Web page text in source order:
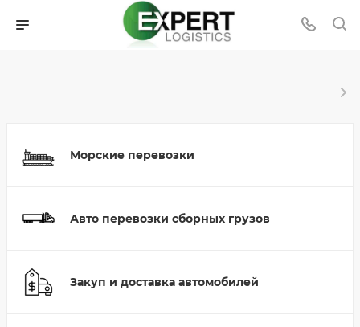
Морские перевозки
Авто перевозки сборных грузов
Закуп и доставка автомобилей